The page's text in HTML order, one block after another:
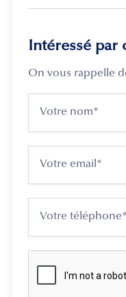
Intéressé par
On vous rappelle